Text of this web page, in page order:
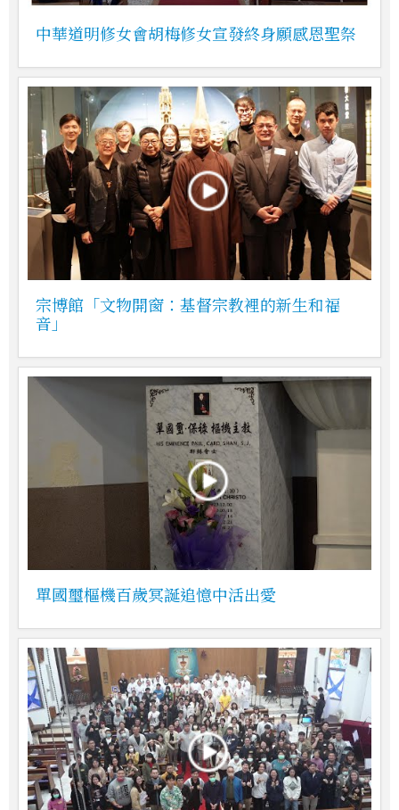
中華道明修女會胡梅修女宣發終身願感恩聖祭
宗博館「文物開窗：基督宗教裡的新生和福
音」
單國璽樞機百歲冥誕追憶中活出愛